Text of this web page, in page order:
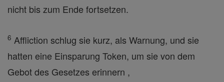
nicht bis zum Ende fortsetzen.
6 Affliction schlug sie kurz, als Warnung, und sie
hatten eine Einsparung Token, um sie von dem
Gebot des Gesetzes erinnern ,